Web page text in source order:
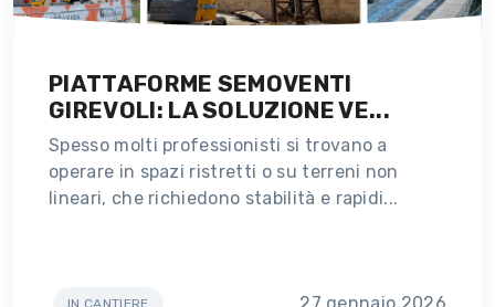
PIATTAFORME SEMOVENTI
GIREVOLI: LA SOLUZIONE VE...
Spesso molti professionisti si trovano a
operare in spazi ristretti o su terreni non
lineari, che richiedono stabilità e rapidi...
IN CANTIERE 27 gennaio 2026